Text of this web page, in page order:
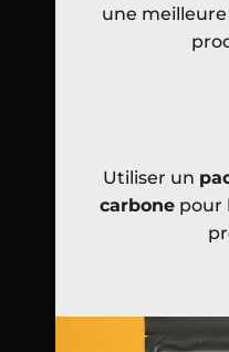
une
Utiliser un
carbone pour